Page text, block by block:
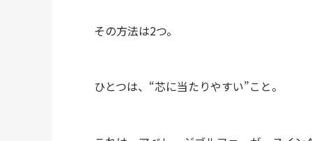
その方法は2つ。
ひとつは、“芯に当たりやすい”こと。